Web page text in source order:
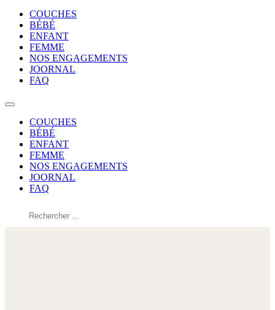
COUCHES
BÉBÉ
ENFANT
FEMME
NOS ENGAGEMENTS
JOORNAL
FAQ
COUCHES
BÉBÉ
ENFANT
FEMME
NOS ENGAGEMENTS
JOORNAL
FAQ
Rechercher